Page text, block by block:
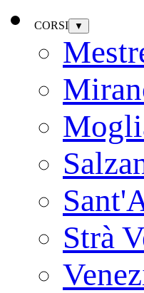
CORSI ▼
Strà